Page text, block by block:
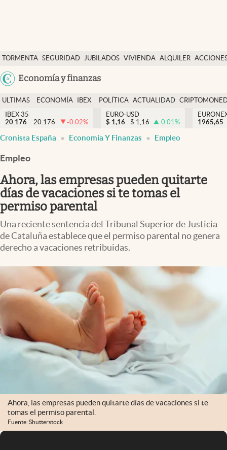
TORMENTA SEGURIDAD JUBILADOS VIVIENDA ALQUILER
USA
Economía y finanzas
Economía y finanzas
Política
Actualidad
Criptomonedas
España
ULTIMAS
NOTICIAS
ECONOMÍA
FINANZAS
IBEX
EURO
POLÍTICA ACTUALIDAD
IBEX 35
20.176
20.176 -0.02%
EURO-USD
$ 1,16 $ 1,16 0.01%
1965,65
Cronista España Economía Y Finanzas Empleo
Empleo
Ahora, las empresas pueden quitarte
días de vacaciones si te tomas el
permiso parental
Una reciente sentencia del Tribunal Superior de Justicia
de Cataluña establece que el permiso parental no genera
derecho a vacaciones retribuidas.
Ahora, las empresas pueden quitarte días de vacaciones si te
tomas el permiso parental.
Fuente: Shutterstock